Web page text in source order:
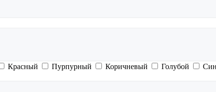
Красный Пурпурный Коричневый Голубой